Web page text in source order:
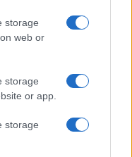
storage
web or
storage
or app.
storage